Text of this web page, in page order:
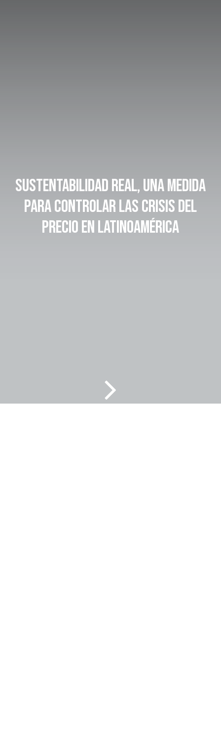
SUSTENTABILIDAD REAL, UNA MEDIDA
PARA CONTROLAR LAS CRISIS DEL
PRECIO EN LATINOAMÉRICA